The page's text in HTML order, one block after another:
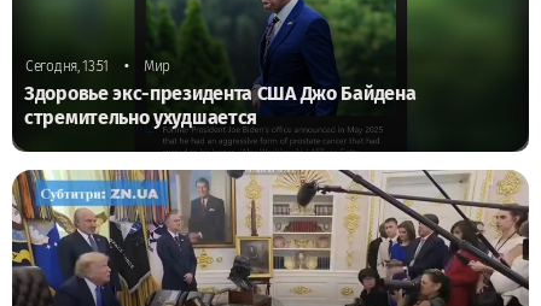
Сегодня, 13:51 • Мир
Здоровье экс-президента США Джо Байдена
стремительно ухудшается